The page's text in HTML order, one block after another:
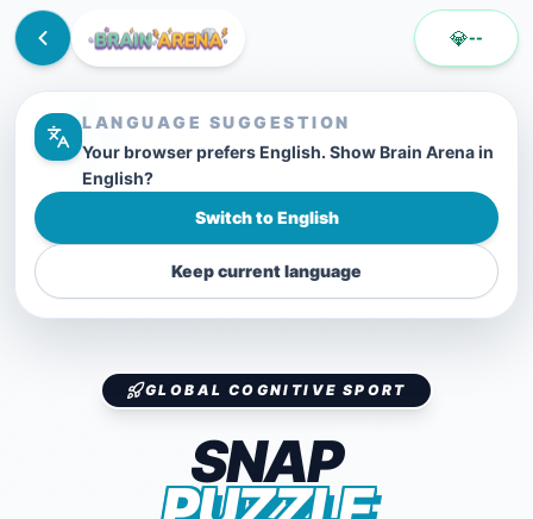
LANGUAGE SUGGESTION
Your browser prefers English. Show Brain Arena in
English?
Switch to English
Keep current language
💎--
GLOBAL COGNITIVE SPORT
SNAP